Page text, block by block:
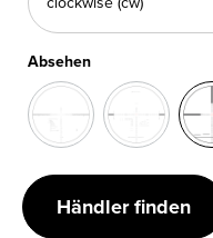
Absehen
Händler finden